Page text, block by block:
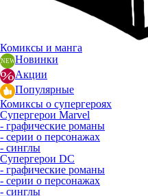
Комиксы и манга
Новинки
Акции
Популярные
Комиксы о супергероях
Супергерои Marvel
- графические романы
- серии о персонажах
- синглы
Супергерои DC
- графические романы
- серии о персонажах
- синглы